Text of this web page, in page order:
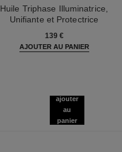
Huile Triphase Illuminatrice,
Unifiante et Protectrice
139 €
AJOUTER AU PANIER
ajouter
au
panier